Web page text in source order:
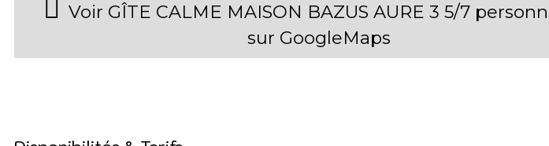
Voir GÎTE CALME MAISON BAZUS AURE 3 5/7
sur GoogleMaps